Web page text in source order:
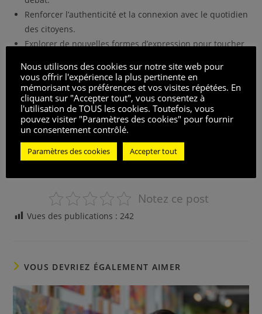
Renforcer l’authenticité et la connexion avec le quotidien
des citoyens.
Explorer de nouvelles formes d’expression pour toucher
société.
Le défi est de taille, mais il est aussi une opportunité pour
le monde culturel de redéfinir son rôle et de réaffirmer sa
place au cœur du débat démocratique. Face à la montée du
RN, il est crucial de repenser les méthodes et les messages
pour continuer à être une force de proposition et de
Notez ce post
Vues des publications : 242
VOUS DEVRIEZ ÉGALEMENT AIMER
Nous utilisons des cookies sur notre site web pour
vous offrir l'expérience la plus pertinente en
mémorisant vos préférences et vos visites répétées. En
cliquant sur "Accepter tout", vous consentez à
l'utilisation de TOUS les cookies. Toutefois, vous
pouvez visiter "Paramètres des cookies" pour fournir
un consentement contrôlé.
Paramètres des cookies Accepter tout